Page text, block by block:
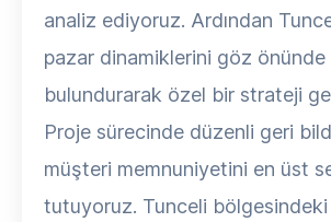
analiz ediyoruz. Ardından
pazar dinamiklerini göz önünde
bulundurarak özel bir strateji
Proje sürecinde düzenli geri
müşteri memnuniyetini en üst
tutuyoruz. Tunceli